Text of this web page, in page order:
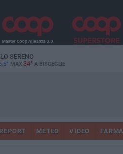
SERENO
MAX 34° A BISCEGLIE
METEO VIDEO